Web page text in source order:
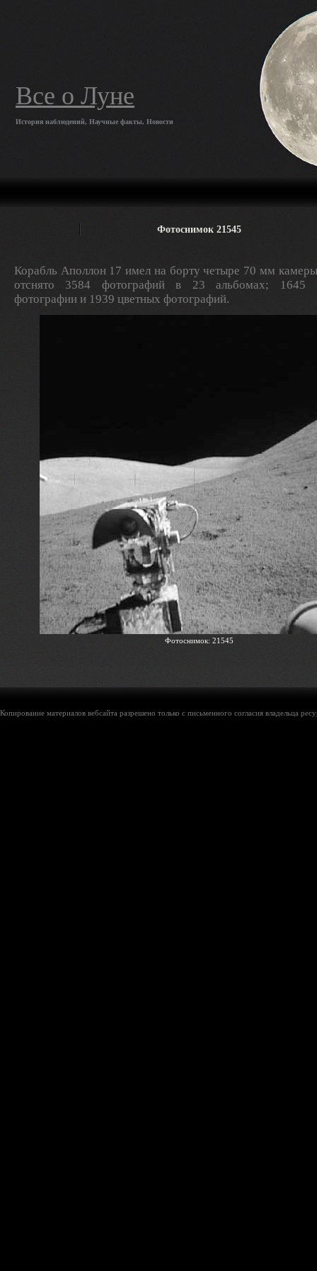
Все о Луне
История наблюдений, Научные факты, Новости
Фотоснимок 21545
Корабль Аполлон 17 имел на борту четыре 70 мм
отснято 3584 фотографий в 23 альбомах; 1645
фотографии и 1939 цветных фотографий.
Фотоснимок: 21545
Копирование материалов вебсайта разрешено только с письменного согласия владельца